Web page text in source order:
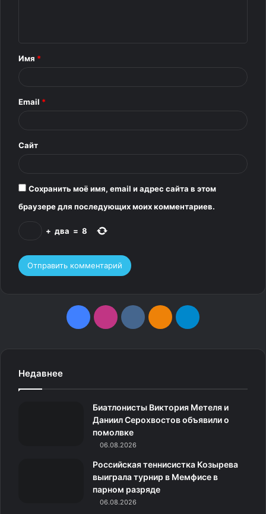
и
*
Имя *
Email *
Сайт
Сохранить моё имя, email и адрес сайта в этом
браузере для последующих моих комментариев.
+ два = 8
F
a
g
a
m
v
o
О
к
с
T
g
a
m
Недавнее
Биатлонисты Виктория Метеля и
Даниил Серохвостов объявили о
помолвке
06.08.2026
Российская теннисистка Козырева
выиграла турнир в Мемфисе в
парном разряде
06.08.2026